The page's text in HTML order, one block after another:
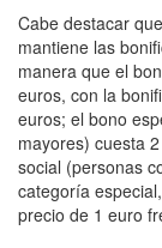
Cabe destacar
mantiene las
manera que el
euros, con la
euros; el bono
mayores) cuesta
social (personas
categoría
precio de 1 euro